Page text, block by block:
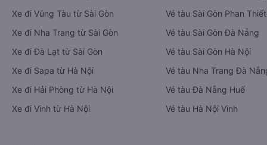
Xe đi Vũng Tàu từ Sài Gòn
Xe đi Nha Trang từ Sài Gòn
Xe đi Đà Lạt từ Sài Gòn
Xe đi Sapa từ Hà Nội
Xe đi Hải Phòng từ Hà Nội
Xe đi Vinh từ Hà Nội
Vé tàu Sài Gòn Phan Thiết
Vé tàu Sài Gòn Đà Nẵng
Vé tàu Sài Gòn Hà Nội
Vé tàu Nha Trang Đà
Vé tàu Đà Nẵng Huế
Vé tàu Hà Nội Vinh